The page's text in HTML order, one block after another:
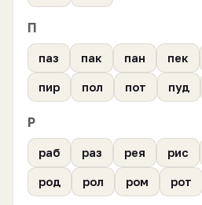
П
паз пак пан пек
пир пол пот пуд
Р
раб раз рея рис
род рол ром рот